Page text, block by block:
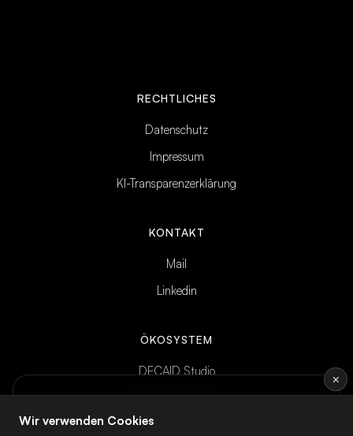
×
Wöchentliches KI-Briefing
RECHTLICHES
Datenschutz
Impressum
KI-Transparenzerklärung
KONTAKT
Mail
Linkedin
ÖKOSYSTEM
DECAID Studio
DECAID Academy
DECAID Community
Wir verwenden Cookies